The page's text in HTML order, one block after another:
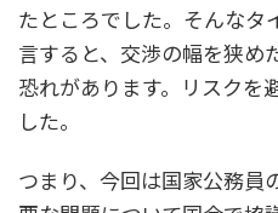
たところでした。そんなタ
言すると、交渉の幅を狭め
恐れがあります。リスクを
した。
つまり、今回は国家公務員